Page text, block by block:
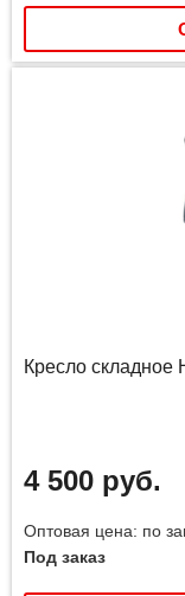
Кресло складное
4 500 руб.
Оптовая цена: по
Под заказ